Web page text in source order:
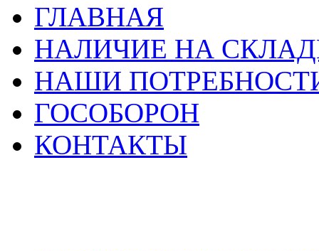
ГЛАВНАЯ
НАЛИЧИЕ НА
НАШИ
ГОСОБОРОН
КОНТАКТЫ